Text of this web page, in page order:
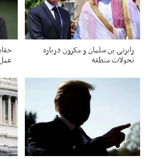
رایزنی بن سلمان و مکرون درباره
تحولات منطقه